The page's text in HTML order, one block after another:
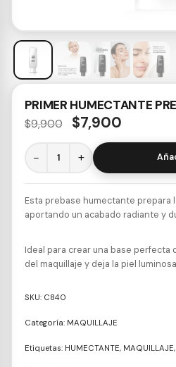
PRIMER HUMECTANTE
$9,900 $7,900
− +
Esta prebase humectante prepara
aportando un acabado radiante y
Ideal para crear una base perfecta
del maquillaje y deja la piel
SKU: C840
Categoría: MAQUILLAJE
Etiquetas: HUMECTANTE, MAQUILLAJE,